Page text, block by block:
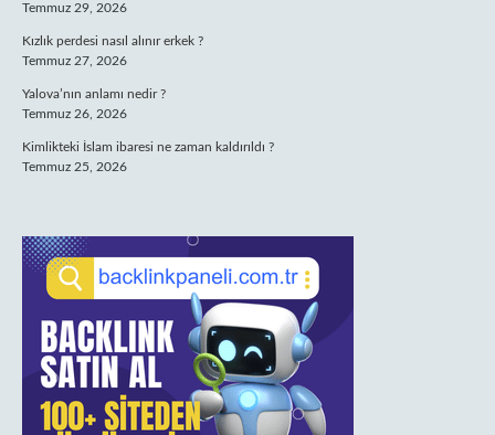
Temmuz 29, 2026
Kızlık perdesi nasıl alınır erkek ?
Temmuz 27, 2026
Yalova’nın anlamı nedir ?
Temmuz 26, 2026
Kimlikteki İslam ibaresi ne zaman kaldırıldı ?
Temmuz 25, 2026